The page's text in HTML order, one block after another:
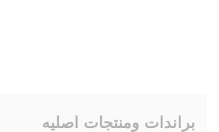
براندات ومنتجات اصليه